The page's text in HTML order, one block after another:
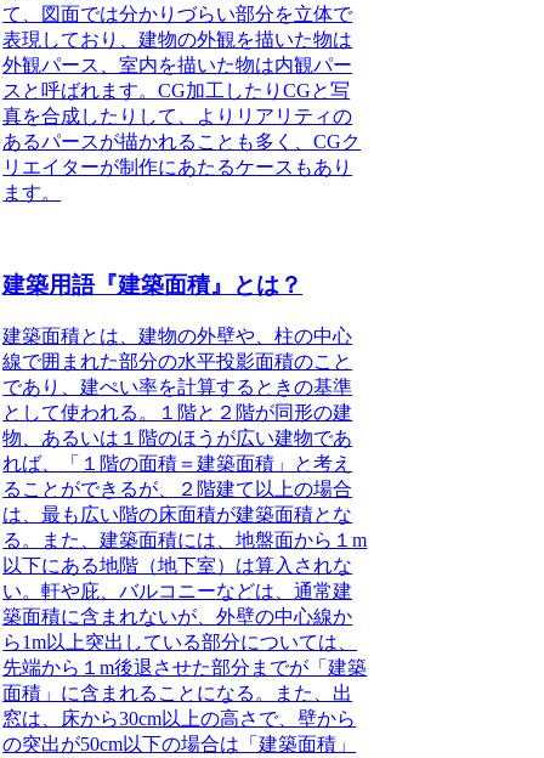
て、図面では分かりづらい部分を立体で
表現しており、建物の外観を描いた物は
外観パース、室内を描いた物は内観パー
スと呼ばれます。CG加工したりCGと写
真を合成したりして、よりリアリティの
あるパースが描かれることも多く、CGク
リエイターが制作にあたるケースもあり
ます。
建築用語『建築面積』とは？
建築面積とは、建物の外壁や、柱の中心
線で囲まれた部分の水平投影面積のこと
であり、建ぺい率を計算するときの基準
として使われる。１階と２階が同形の建
物、あるいは１階のほうが広い建物であ
れば、「１階の面積＝建築面積」と考え
ることができるが、２階建て以上の場合
は、最も広い階の床面積が建築面積とな
る。また、建築面積には、地盤面から１m
以下にある地階（地下室）は算入されな
い。軒や庇、バルコニーなどは、通常建
築面積に含まれないが、外壁の中心線か
ら1m以上突出している部分については、
先端から１m後退させた部分までが「建築
面積」に含まれることになる 。また、出
窓は、床から30cm以上の高さで、壁から
の突出が50cm以下の場合は「建築面積」